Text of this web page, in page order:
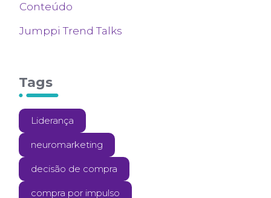
Conteúdo
Jumppi Trend Talks
Tags
Liderança
neuromarketing
decisão de compra
compra por impulso